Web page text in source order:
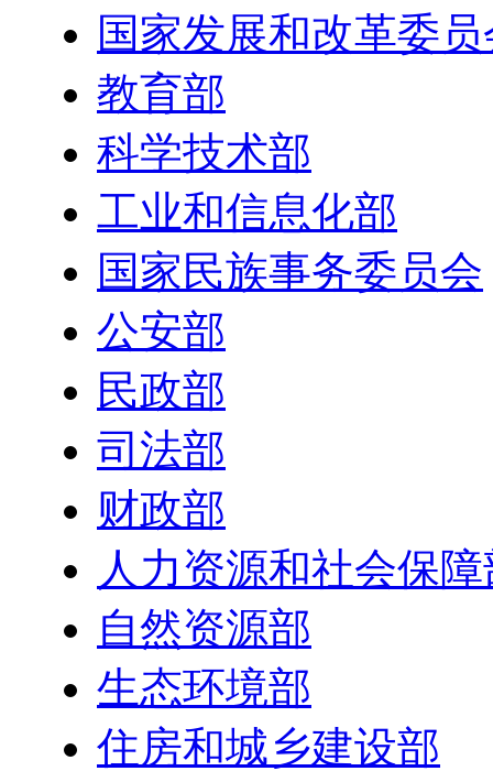
国家发展和改革委
教育部
科学技术部
工业和信息化部
国家民族事务委员会
公安部
民政部
司法部
财政部
人力资源和社会保
自然资源部
生态环境部
住房和城乡建设部